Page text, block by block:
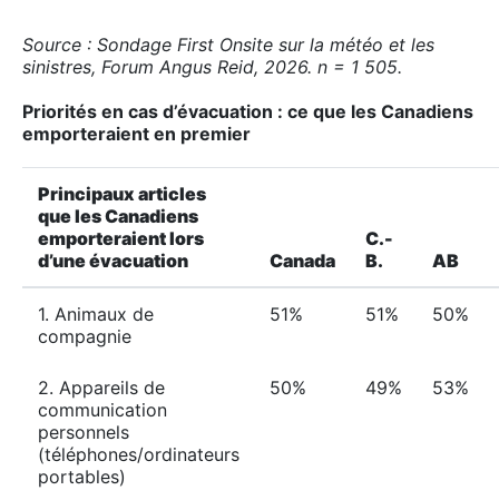
Source : Sondage First Onsite sur la météo et les
sinistres, Forum Angus Reid, 2026. n = 1 505.
Priorités en cas d’évacuation : ce que les Canadiens
emporteraient en premier
Principaux articles
que les Canadiens
emporteraient lors
d’une évacuation
Canada
C.-
B.
AB
1. Animaux de
compagnie
51% 51% 50%
2. Appareils de
communication
personnels
(téléphones/ordinateurs
portables)
50% 49% 53%